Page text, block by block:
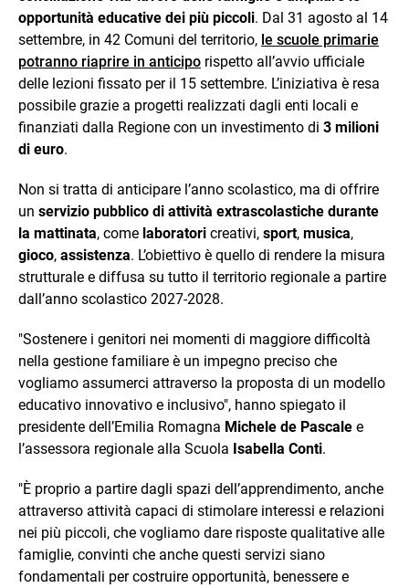
opportunità educative dei più piccoli. Dal 31 agosto al 14
settembre, in 42 Comuni del territorio, le scuole primarie
potranno riaprire in anticipo rispetto all’avvio ufficiale
delle lezioni fissato per il 15 settembre. L’iniziativa è resa
possibile grazie a progetti realizzati dagli enti locali e
finanziati dalla Regione con un investimento di 3 milioni
di euro.
Non si tratta di anticipare l’anno scolastico, ma di offrire
un servizio pubblico di attività extrascolastiche durante
la mattinata, come laboratori creativi, sport, musica,
gioco, assistenza. L’obiettivo è quello di rendere la misura
strutturale e diffusa su tutto il territorio regionale a partire
dall’anno scolastico 2027-2028.
"Sostenere i genitori nei momenti di maggiore difficoltà
nella gestione familiare è un impegno preciso che
vogliamo assumerci attraverso la proposta di un modello
educativo innovativo e inclusivo", hanno spiegato il
presidente dell’Emilia Romagna Michele de Pascale e
l’assessora regionale alla Scuola Isabella Conti.
"È proprio a partire dagli spazi dell’apprendimento, anche
attraverso attività capaci di stimolare interessi e relazioni
nei più piccoli, che vogliamo dare risposte qualitative alle
famiglie, convinti che anche questi servizi siano
fondamentali per costruire opportunità, benessere e